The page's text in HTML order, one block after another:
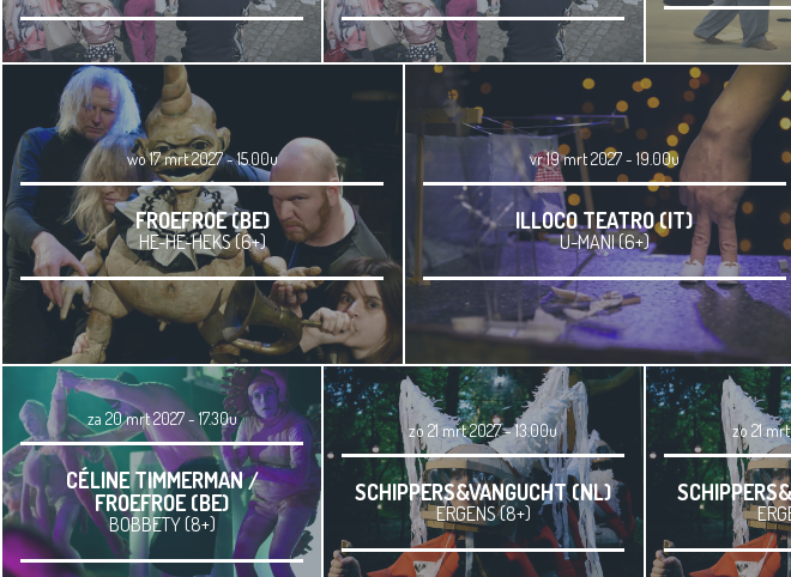
wo 17 mrt 2027 - 15.00u
FROEFROE (BE)
HE-HE-HEKS (6+)
vr 19 mrt 2027 - 19.00u
ILLOCO TEATRO (IT)
U-MANI (6+)
za 20 mrt 2027 - 17.30u
CÉLINE TIMMERMAN /
FROEFROE (BE)
BOBBETY (8+)
zo 21 mrt 2027 - 13.00u
SCHIPPERS&VANGUCHT (NL)
ERGENS (8+)
zo 21